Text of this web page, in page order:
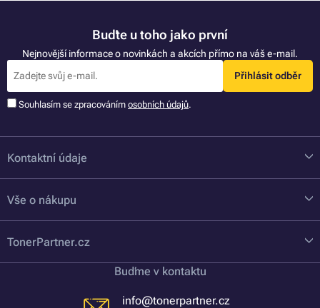
Buďte u toho jako první
Nejnovější informace o novinkách a akcích přímo na váš e-mail.
Přihlásit odběr
Souhlasím se zpracováním osobních údajů.
Kontaktní údaje
Vše o nákupu
TonerPartner.cz
Buďme v kontaktu
info@tonerpartner.cz